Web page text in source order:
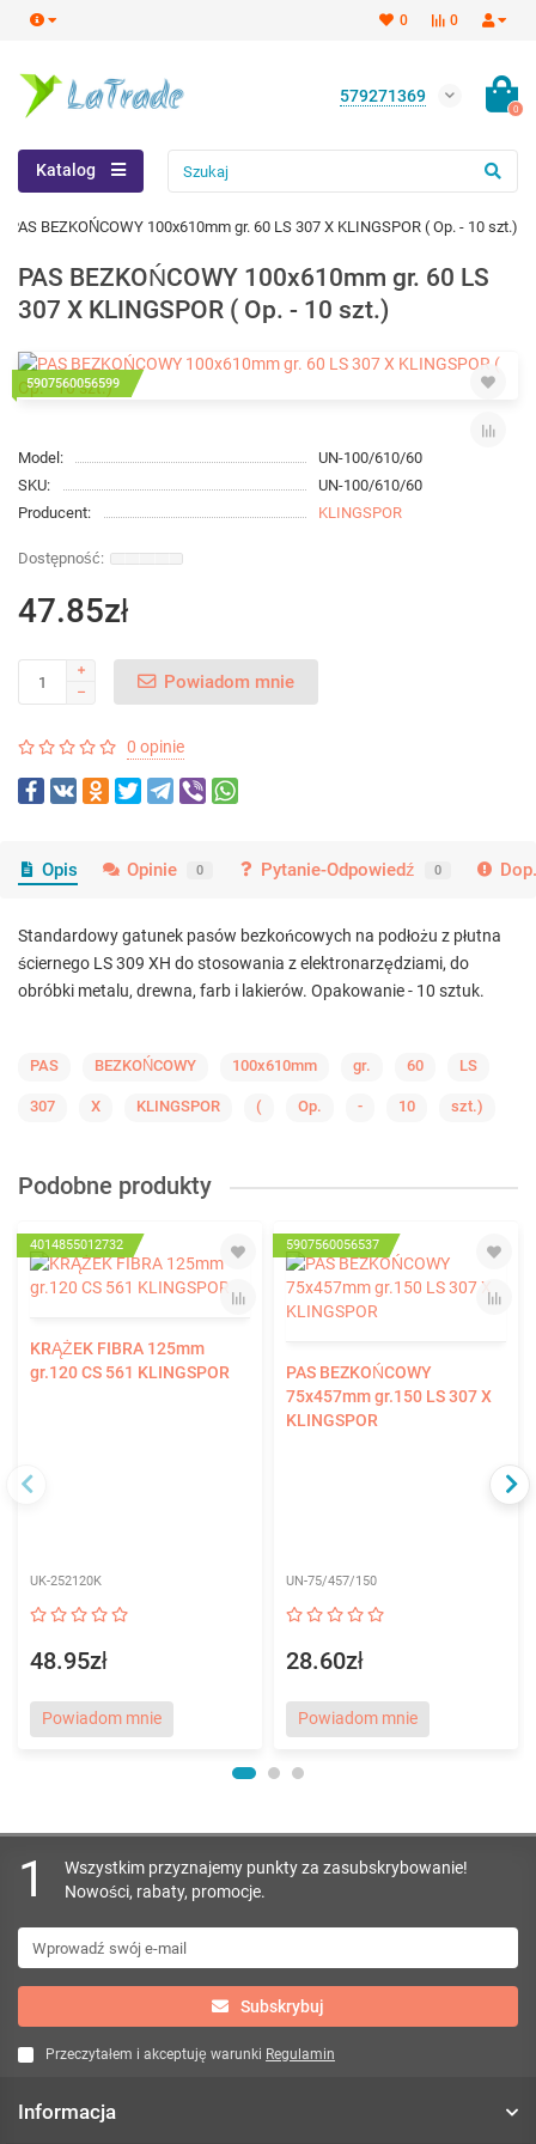
0
0
579271369
0
Katalog
PAS BEZKOŃCOWY 100x610mm gr. 60 LS 307 X KLINGSPOR ( Op. - 10 szt.)
PAS BEZKOŃCOWY 100x610mm gr. 60 LS
307 X KLINGSPOR ( Op. - 10 szt.)
5907560056599
Model:
UN-100/610/60
SKU:
UN-100/610/60
Producent:
KLINGSPOR
47.85zł
Powiadom mnie
0 opinie
Opis Opinie 0 Pytanie-Odpowiedź 0
Standardowy gatunek pasów bezkońcowych na podłożu z płutna
ściernego LS 309 XH do stosowania z elektronarzędziami, do
obróbki metalu, drewna, farb i lakierów. Opakowanie - 10 sztuk.
PAS BEZKOŃCOWY 100x610mm gr. 60 LS
307 X KLINGSPOR ( Op. - 10 szt.)
Podobne produkty
4014855012732
KRĄŻEK FIBRA 125mm
gr.120 CS 561 KLINGSPOR
UK-252120K
48.95zł
Powiadom mnie
5907560056537
PAS BEZKOŃCOWY
75x457mm gr.150 LS 307 X
KLINGSPOR
UN-75/457/150
28.60zł
Powiadom mnie
1
Wszystkim przyznajemy punkty za zasubskrybowanie!
Nowości, rabaty, promocje.
Subskrybuj
Przeczytałem i akceptuję warunki Regulamin
Informacja